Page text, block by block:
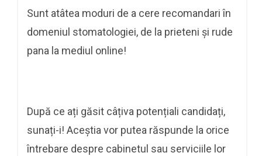
Sunt atâtea moduri de a cere recomandari în
domeniul stomatologiei, de la prieteni și rude
pana la mediul online!
După ce ați găsit câțiva potențiali candidați,
sunați-i! Aceștia vor putea răspunde la orice
întrebare despre cabinetul sau serviciile lor